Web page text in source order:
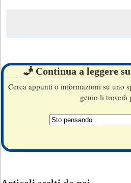
🧞 Continua a leggere
Cerca appunti o informazioni su uno
genio li troverà